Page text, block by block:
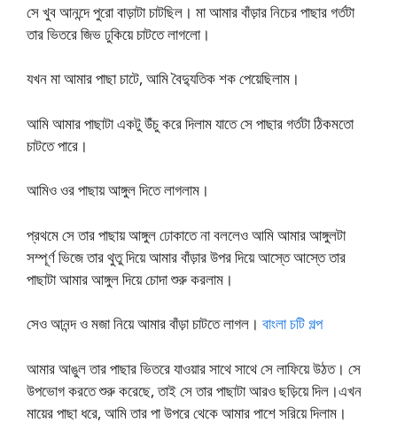
সে খুব আনন্দে পুরো বাড়াটা চাটছিল। মা আমার বাঁড়ার নিচের পাছার গর্তটা
তার ভিতরে জিভ ঢুকিয়ে চাটতে লাগলো।
যখন মা আমার পাছা চাটে, আমি বৈদ্যুতিক শক পেয়েছিলাম।
আমি আমার পাছাটা একটু উঁচু করে দিলাম যাতে সে পাছার গর্তটা ঠিকমতো
চাটতে পারে।
আমিও ওর পাছায় আঙ্গুল দিতে লাগলাম।
প্রথমে সে তার পাছায় আঙ্গুল ঢোকাতে না বললেও আমি আমার আঙ্গুলটা
সম্পূর্ণ ভিজে তার থুতু দিয়ে আমার বাঁড়ার উপর দিয়ে আস্তে আস্তে তার
পাছাটা আমার আঙ্গুল দিয়ে চোদা শুরু করলাম।
সেও আনন্দ ও মজা নিয়ে আমার বাঁড়া চাটতে লাগল। বাংলা চটি গল্প
আমার আঙুল তার পাছার ভিতরে যাওয়ার সাথে সাথে সে লাফিয়ে উঠত। সে
উপভোগ করতে শুরু করেছে, তাই সে তার পাছাটা আরও ছড়িয়ে দিল।এখন
মায়ের পাছা ধরে, আমি তার পা উপরে থেকে আমার পাশে সরিয়ে দিলাম।